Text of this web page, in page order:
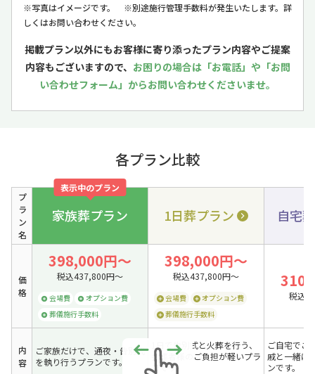
※写真はイメージです。 ※別途施行管理手数料が発生いたします。詳
しくはお問い合わせください。
掲載プラン以外にもお客様に寄り添ったプラン内容やご提案
内容もございますので、 お困りの場合は「お電話」や「お問
い合わせフォーム」からお問い合わせくださいませ。
各プラン比較
プ
ラ
ン
名
表示中のプラン
家族葬プラン 1日葬プラン 自宅
価
格
398,000円〜
税込437,800円〜
会場費
オプション費
葬儀施行手数料
398,000円〜
税込437,800円〜
会場費
オプション費
葬儀施行手数料
税込
内
容
ご家族だけで、通夜・告別式
を執り行うプランです。
1日で告別式と火葬を行う、
会葬者様のご負担が軽いプラ
ンです。
ご自宅でご
戚と一緒に
ンです。